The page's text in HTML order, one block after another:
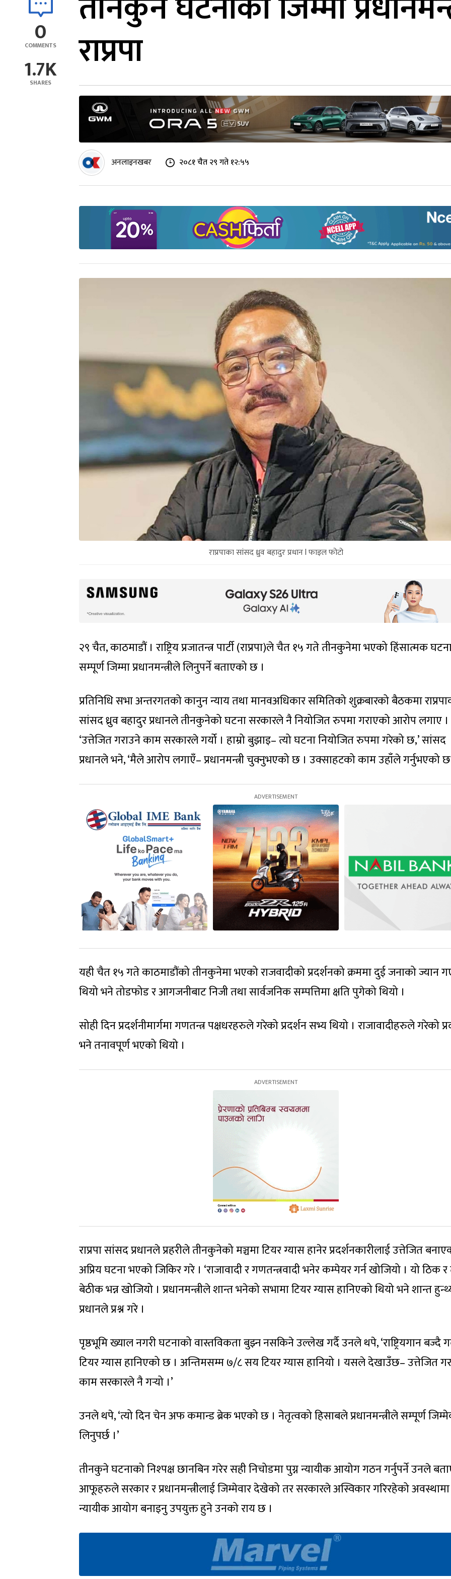
0
COMMENTS
1.7K
SHARES
राप्रपा
अनलाइनखबर २०८१ चैत २९ गते १२:५५
राप्रपाका सांसद ध्रुव बहादुर प्रधान l फाइल फोटो
२९ चैत, काठमाडौं । राष्ट्रिय प्रजातन्त्र पार्टी (राप्रपा)ले चैत १५ गते तीनकुनेमा भएको हिंसात्मक
सम्पूर्ण जिम्मा प्रधानमन्त्रीले लिनुपर्ने बताएको छ ।
प्रतिनिधि सभा अन्तरगतको कानुन न्याय तथा मानवअधिकार समितिको शुक्रबारको बैठकमा
सांसद ध्रुव बहादुर प्रधानले तीनकुनेको घटना सरकारले नै नियोजित रुपमा गराएको आरोप लगाए ।
‘उत्तेजित गराउने काम सरकारले गर्यो । हाम्रो बुझाइ– त्यो घटना नियोजित रुपमा गरेको छ,’ सांसद
प्रधानले भने, ‘मैले आरोप लगाएँ– प्रधानमन्त्री चुक्नुभएको छ । उक्साहटको काम उहाँले गर्नुभएको छ
यही चैत १५ गते काठमाडौंको तीनकुनेमा भएको राजवादीको प्रदर्शनको क्रममा दुई जनाको ज्यान
थियो भने तोडफोड र आगजनीबाट निजी तथा सार्वजनिक सम्पत्तिमा क्षति पुगेको थियो ।
सोही दिन प्रदर्शनीमार्गमा गणतन्त्र पक्षधरहरुले गरेको प्रदर्शन सभ्य थियो । राजावादीहरुले गरेको
भने तनावपूर्ण भएको थियो ।
राप्रपा सांसद प्रधानले प्रहरीले तीनकुनेको मञ्चमा टियर ग्यास हानेर प्रदर्शनकारीलाई उत्तेजित
अप्रिय घटना भएको जिकिर गरे । ‘राजावादी र गणतन्त्रवादी भनेर कम्पेयर गर्न खोजियो । यो ठिक र
बेठीक भन्न खोजियो । प्रधानमन्त्रीले शान्त भनेको सभामा टियर ग्यास हानिएको थियो भने शान्त
प्रधानले प्रश्न गरे ।
पृष्ठभूमि ख्याल नगरी घटनाको वास्तविकता बुझ्न नसकिने उल्लेख गर्दै उनले थपे, ‘राष्ट्रियगान बज्दै
टियर ग्यास हानिएको छ । अन्तिमसम्म ७/८ सय टियर ग्यास हानियो । यसले देखाउँछ– उत्तेजित
काम सरकारले नै गर्‍यो ।’
उनले थपे, ‘त्यो दिन चेन अफ कमान्ड ब्रेक भएको छ । नेतृत्वको हिसाबले प्रधानमन्त्रीले सम्पूर्ण
लिनुपर्छ ।’
तीनकुने घटनाको निश्पक्ष छानबिन गरेर सही निचोडमा पुग्न न्यायीक आयोग गठन गर्नुपर्ने उनले
आफूहरुले सरकार र प्रधानमन्त्रीलाई जिम्मेवार देखेको तर सरकारले अस्विकार गरिरहेको अवस्थामा
न्यायीक आयोग बनाइनु उपयुक्त हुने उनको राय छ ।